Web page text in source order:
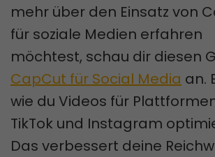
mehr über den Einsatz von
für soziale Medien erfahren
möchtest, schau dir diesen
CapCut für Social Media an.
wie du Videos für
TikTok und Instagram
Das verbessert deine